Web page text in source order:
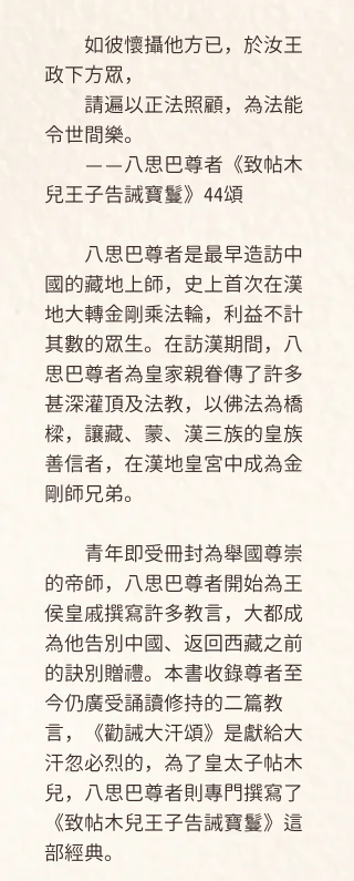
如彼懷攝他方已，於汝王
政下方眾，
請遍以正法照顧，為法能
令世間樂。
——八思巴尊者《致帖木
兒王子告誡寶鬘》44頌
八思巴尊者是最早造訪中
國的藏地上師，史上首次在漢
地大轉金剛乘法輪，利益不計
其數的眾生。在訪漢期間，八
思巴尊者為皇家親眷傳了許多
甚深灌頂及法教，以佛法為橋
樑，讓藏、蒙、漢三族的皇族
善信者，在漢地皇宮中成為金
剛師兄弟。
青年即受冊封為舉國尊崇
的帝師，八思巴尊者開始為王
侯皇戚撰寫許多教言，大都成
為他告別中國、返回西藏之前
的訣別贈禮。本書收錄尊者至
今仍廣受誦讀修持的二篇教
言，《勸誡大汗頌》是獻給大
汗忽必烈的，為了皇太子帖木
兒，八思巴尊者則專門撰寫了
《致帖木兒王子告誡寶鬘》這
部經典。